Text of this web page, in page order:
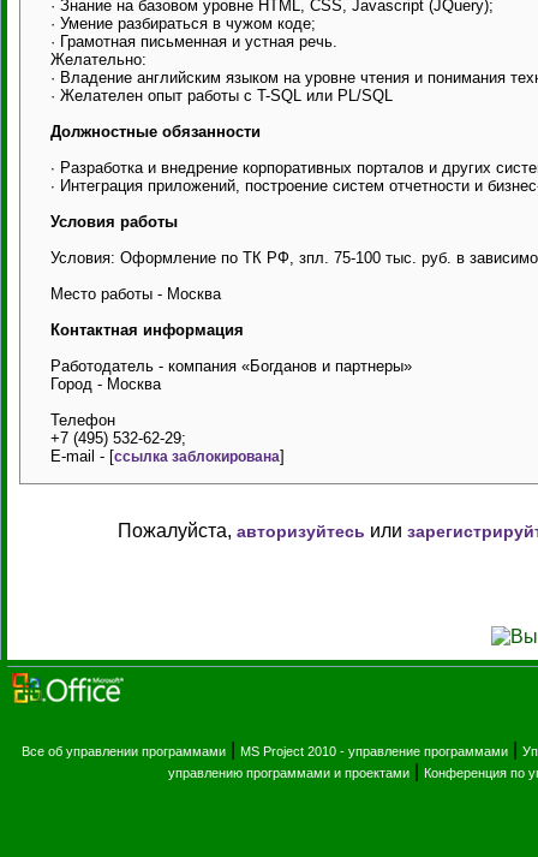
· Знание на базовом уровне HTML, CSS, Javascript (JQuery);
· Умение разбираться в чужом коде;
· Грамотная письменная и устная речь.
Желательно:
· Владение английским языком на уровне чтения и понимания
· Желателен опыт работы с T-SQL или PL/SQL
Должностные обязанности
∙ Разработка и внедрение корпоративных порталов и других
∙ Интеграция приложений, построение систем отчетности и
Условия работы
Условия: Оформление по ТК РФ, зпл. 75-100 тыс. руб. в
Место работы - Москва
Контактная информация
Работодатель - компания «Богданов и партнеры»
Город - Москва
Телефон
+7 (495) 532-62-29;
E-mail - [ссылка заблокирована]
Пожалуйста, авторизуйтесь или
Все об управлении программами MS Project 2010 - управление программами
управлению программами и проектами| Конференция по